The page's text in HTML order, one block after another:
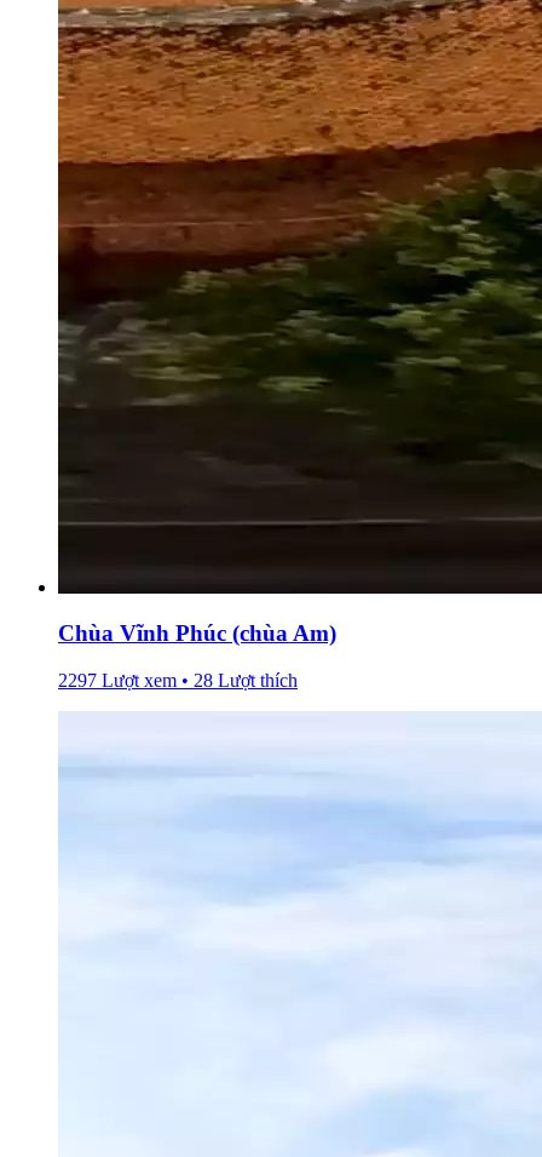
Chùa Vĩnh Phúc (chùa Am)
2297 Lượt xem • 28 Lượt thích